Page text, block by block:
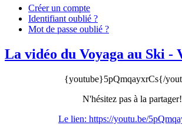
Créer un compte
Identifiant oublié ?
Mot de passe oublié ?
La vidéo du Voyaga au Ski -
{youtube}5pQmqayxrCs{/
N'hésitez pas à la partager!
Le lien: https://youtu.be/